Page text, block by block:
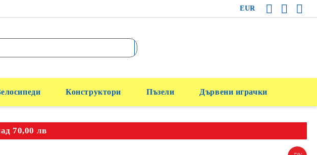
EUR
Конструктори Пъзели Дървени играчки
70,00 лв